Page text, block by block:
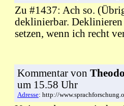
Zu #1437: Ach so.
deklinierbar.
setzen, wenn ich recht
Kommentar von
um 15.58 Uhr
Adresse: http://